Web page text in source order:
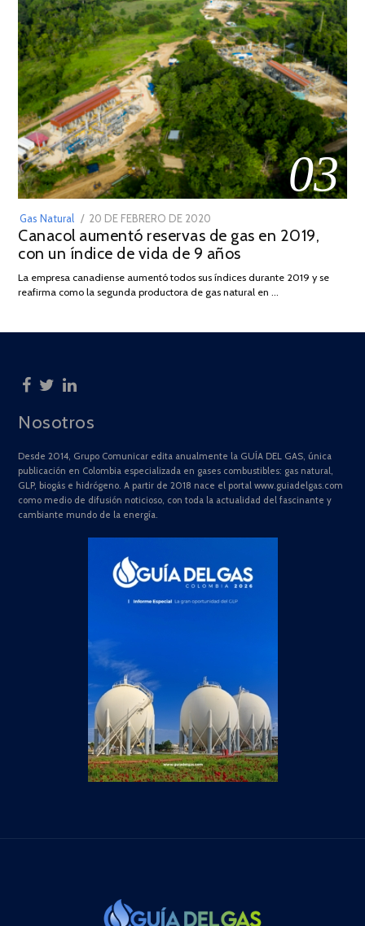
03
Gas Natural
POSTED
ON
20 DE FEBRERO DE 2020
DE
JULIO
2025
Canacol aumentó reservas de gas en 2019,
con un índice de vida de 9 años
La empresa canadiense aumentó todos sus índices durante 2019 y se
reafirma como la segunda productora de gas natural en …
Nosotros
Desde 2014, Grupo Comunicar edita anualmente la GUÍA DEL GAS, única
publicación en Colombia especializada en gases combustibles: gas natural,
GLP, biogás e hidrógeno. A partir de 2018 nace el portal www.guiadelgas.com
como medio de difusión noticioso, con toda la actualidad del fascinante y
cambiante mundo de la energía.